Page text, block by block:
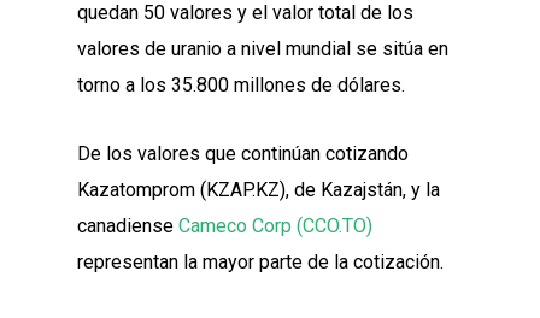
quedan 50 valores y el valor total de los
valores de uranio a nivel mundial se sitúa en
torno a los 35.800 millones de dólares.
De los valores que continúan cotizando
Kazatomprom (KZAP.KZ), de Kazajstán, y la
canadiense Cameco Corp (CCO.TO)
representan la mayor parte de la cotización.